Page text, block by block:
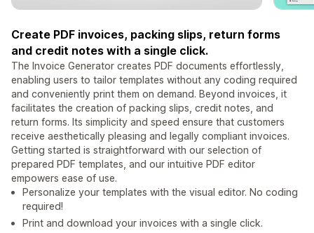
Create PDF invoices, packing slips, return forms
and credit notes with a single click.
The Invoice Generator creates PDF documents effortlessly,
enabling users to tailor templates without any coding required
and conveniently print them on demand. Beyond invoices, it
facilitates the creation of packing slips, credit notes, and
return forms. Its simplicity and speed ensure that customers
receive aesthetically pleasing and legally compliant invoices.
Getting started is straightforward with our selection of
prepared PDF templates, and our intuitive PDF editor
empowers ease of use.
Personalize your templates with the visual editor. No coding
required!
Print and download your invoices with a single click.